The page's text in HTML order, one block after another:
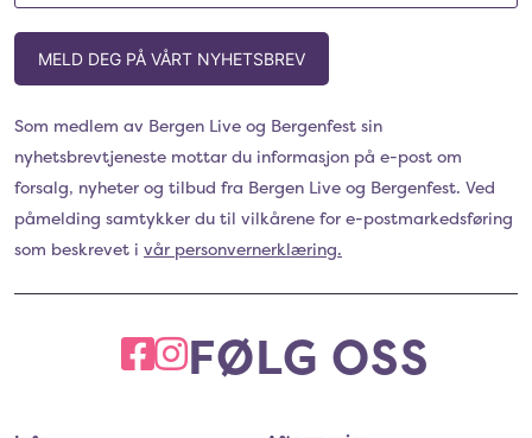
MELD DEG PÅ VÅRT NYHETSBREV
Som medlem av Bergen Live og Bergenfest sin
nyhetsbrevtjeneste mottar du informasjon på e-post om
forsalg, nyheter og tilbud fra Bergen Live og Bergenfest. Ved
påmelding samtykker du til vilkårene for e-postmarkedsføring
som beskrevet i vår personvernerklæring.
FØLG OSS